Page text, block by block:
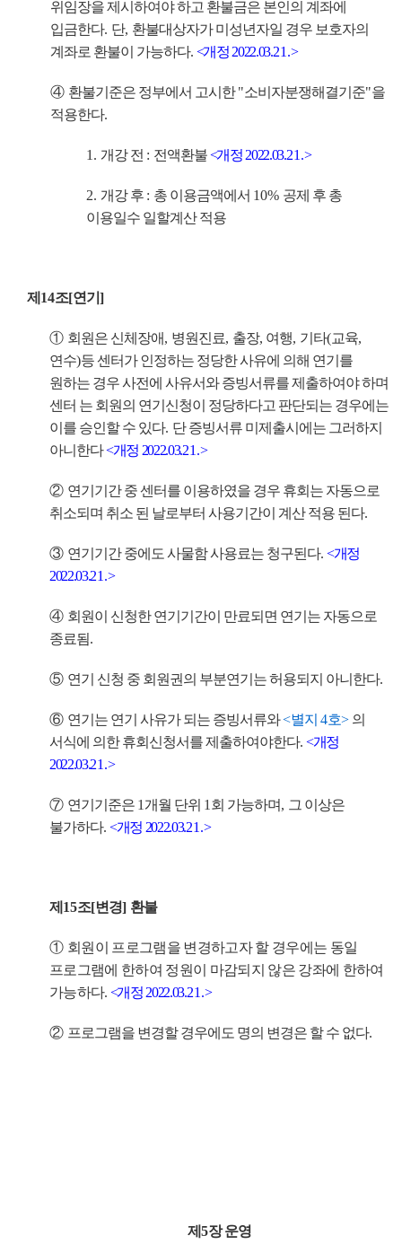
위임장을 제시하여야 하고 환불금은 본인의 계좌에
입금한다. 단, 환불대상자가 미성년자일 경우 보호자의
계좌로 환불이 가능하다. <개정 2022.03.21.>
④ 환불기준은 정부에서 고시한"소비자분쟁해결기준"을
적용한다.
1. 개강 전 : 전액환불<개정 2022.03.21.>
2. 개강 후 : 총 이용금액에서 10% 공제 후 총
이용일수 일할계산 적용
제 14조[연기 ]
① 회원은 신체장애, 병원진료, 출장, 여행, 기타(교육,
연수)등 센터가 인정하는 정당한 사유에 의해 연기를
원하는 경우 사전에 사유서와 증빙서류를 제출하여야 하며
센터 는 회원의 연기신청이 정당하다고 판단되는 경우에는
이를 승인할 수 있다. 단 증빙서류 미제출시에는 그러하지
아니한다<개정 2022.03.21.>
② 연기기간 중 센터를 이용하였을 경우 휴회는 자동으로
취소되며 취소 된 날로부터 사용기간이 계산 적용 된다.
③ 연기기간 중에도 사물함 사용료는 청구된다. <개정
2022.03.21.>
④ 회원이 신청한 연기기간이 만료되면 연기는 자동으로
종료됨.
⑤ 연기 신청 중 회원권의 부분연기는 허용되지 아니한다.
⑥ 연기는 연기 사유가 되는 증빙서류와<별지 4호> 의
서식에 의한 휴회신청서를 제출하여야한다. <개정
2022.03.21.>
⑦ 연기기준은 1 개월 단위 1 회 가능하며, 그 이상은
불가하다. <개정 2022.03.21.>
제 15조[변경] 환불
① 회원이 프로그램을 변경하고자 할 경우에는 동일
프로그램에 한하여 정원이 마감되지 않은 강좌에 한하여
가능하다. <개정 2022.03.21.>
② 프로그램을 변경할 경우에도 명의 변경은 할 수 없다.
제 5장 운영